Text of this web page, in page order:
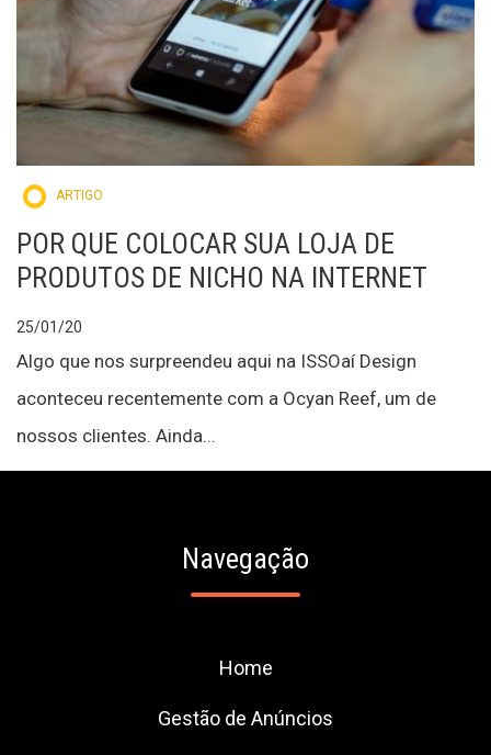
ARTIGO
POR QUE COLOCAR SUA LOJA DE
PRODUTOS DE NICHO NA INTERNET
25/01/20
Algo que nos surpreendeu aqui na ISSOaí Design
aconteceu recentemente com a Ocyan Reef, um de
nossos clientes. Ainda...
Navegação
Home
Gestão de Anúncios